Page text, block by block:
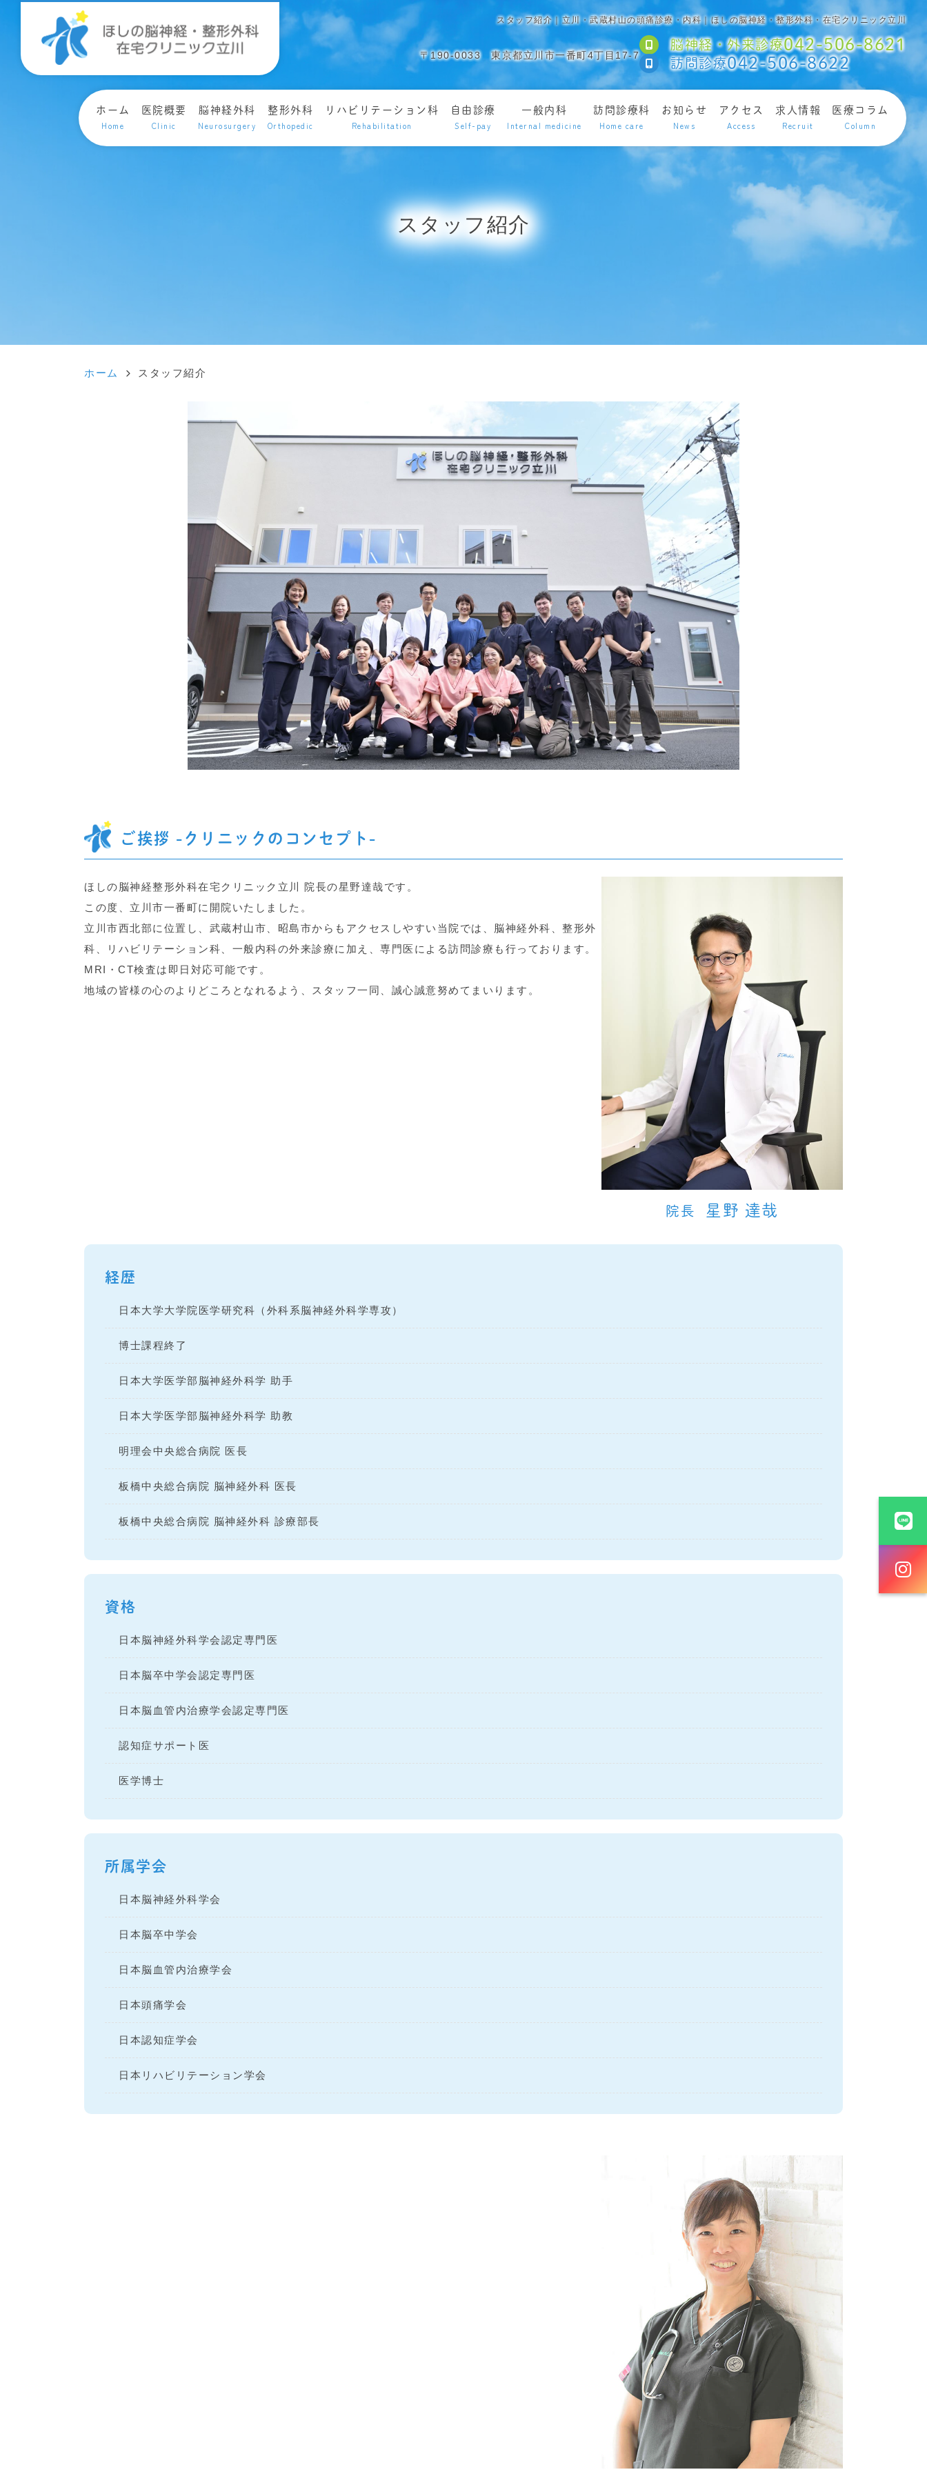
スタッフ紹介｜立川・武蔵村山の頭痛診療・内科｜ほしの脳神経・整形外科・在宅クリニック立川
〒190-0033 東京都立川市一番町4丁目17-7
脳神経・外来診療042-506-8621
訪問診療042-506-8622
ホーム
Home
医院概要
Clinic
脳神経外科
Neurosurgery
整形外科
Orthopedic
リハビリテーション科
Rehabilitation
自由診療
Self-pay
一般内科
Internal medicine
訪問診療科
Home care
お知らせ
News
アクセス
Access
求人情報
Recruit
医療コラム
Column
スタッフ紹介
ホーム スタッフ紹介
ご挨拶 -クリニックのコンセプト-
ほしの脳神経整形外科在宅クリニック立川 院長の星野達哉です。
この度、立川市一番町に開院いたしました。
立川市西北部に位置し、武蔵村山市、昭島市からもアクセスしやすい当院では、脳神経外科、整形外
科、リハビリテーション科、一般内科の外来診療に加え、専門医による訪問診療も行っております。
MRI・CT検査は即日対応可能です。
地域の皆様の心のよりどころとなれるよう、スタッフ一同、誠心誠意努めてまいります。
院長 星野 達哉
経歴
日本大学大学院医学研究科（外科系脳神経外科学専攻）
博士課程終了
日本大学医学部脳神経外科学 助手
日本大学医学部脳神経外科学 助教
明理会中央総合病院 医長
板橋中央総合病院 脳神経外科 医長
板橋中央総合病院 脳神経外科 診療部長
資格
日本脳神経外科学会認定専門医
日本脳卒中学会認定専門医
日本脳血管内治療学会認定専門医
認知症サポート医
医学博士
所属学会
日本脳神経外科学会
日本脳卒中学会
日本脳血管内治療学会
日本頭痛学会
日本認知症学会
日本リハビリテーション学会